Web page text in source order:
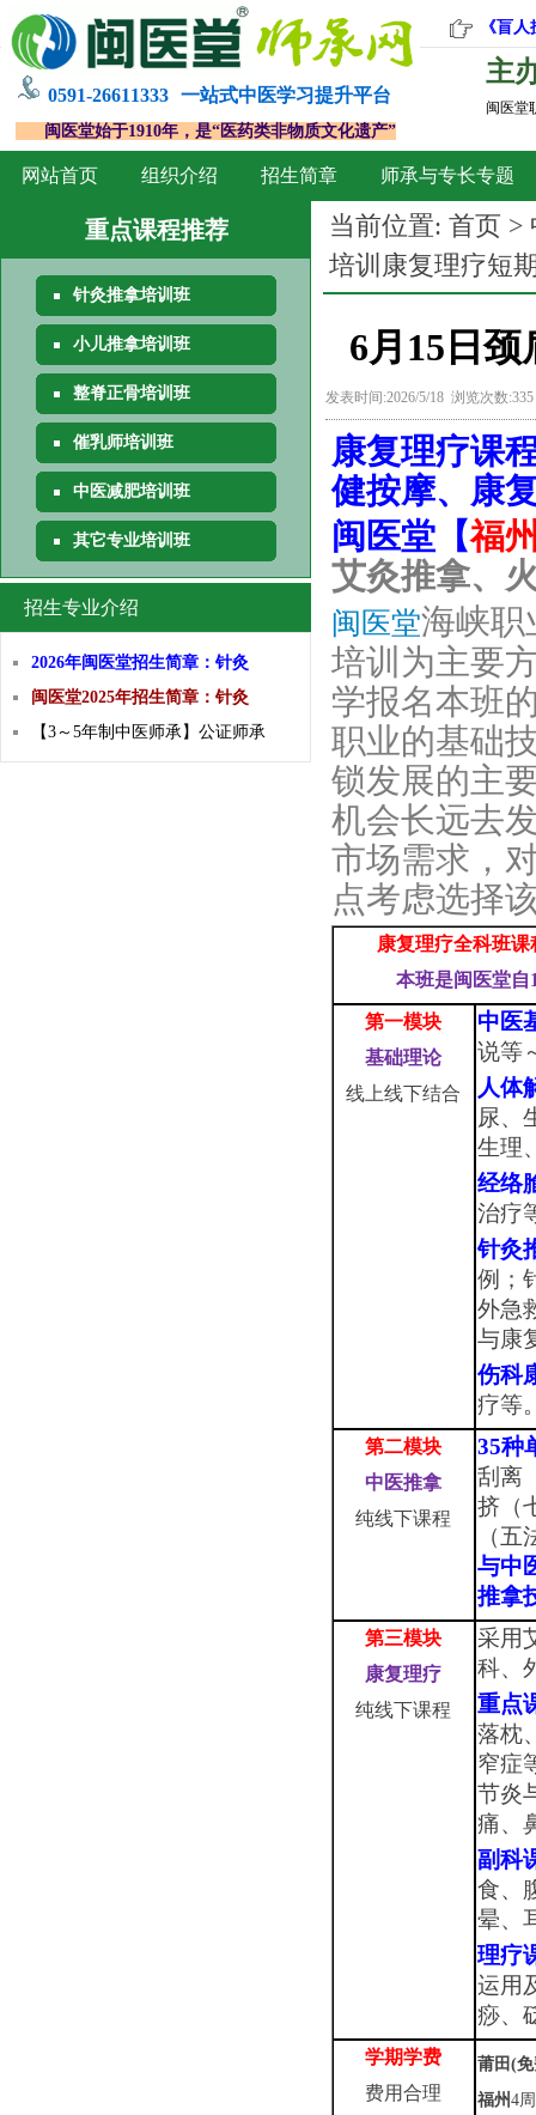
网站首页 组织介绍 招生简章 师承与专长专题
0591-26611333 一站式中医学习提升平台
闽医堂始于1910年，是“医药类非物质文化遗产”
《盲
主
闽医堂
重点课程推荐
针灸推拿培训班
小儿推拿培训班
整脊正骨培训班
催乳师培训班
中医减肥培训班
其它专业培训班
招生专业介绍
2026年闽医堂招生简章：针灸
闽医堂2025年招生简章：针灸
【3～5年制中医师承】公证师承
当前位置: 首页 >
培训康复理疗短
6月15日
发表时间:2026/5/18 浏览次数
康复理疗课
健按摩、康
闽医堂【福
艾灸推拿、
闽医堂海峡职
培训为主要
学报名本班
职业的基础
锁发展的主
机会长远去
市场需求，
点考虑选择
康复理疗全科班课
本班是闽医堂自
第一模块
基础理论
线上线下结合
中医
说等
人体
尿、
生理
经络
治疗
针灸
例；
外急
与康
伤科
疗等
第二模块
中医推拿
纯线下课程
35种
刮离
挤（
（
与中
推拿
第三模块
康复理疗
纯线下课程
采用
科、
重
落枕
窄症
节炎
痛、
副
食、
晕、
理
运用
痧、
学期学费
费用合理
莆田(
福州4